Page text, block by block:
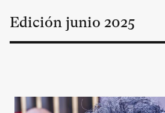
Edición junio 2025